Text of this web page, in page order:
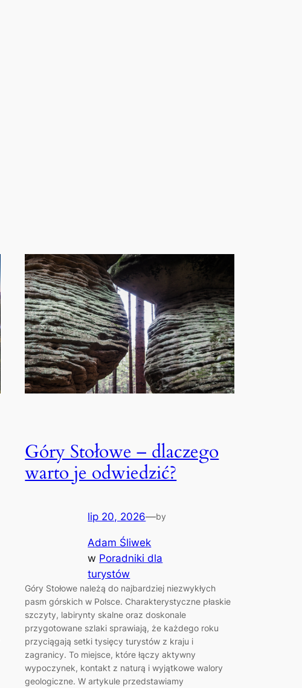
Góry Stołowe – dlaczego
warto je odwiedzić?
lip 20, 2026—by
Adam Śliwek
w Poradniki dla
turystów
Góry Stołowe należą do najbardziej niezwykłych
pasm górskich w Polsce. Charakterystyczne płaskie
szczyty, labirynty skalne oraz doskonale
przygotowane szlaki sprawiają, że każdego roku
przyciągają setki tysięcy turystów z kraju i
zagranicy. To miejsce, które łączy aktywny
wypoczynek, kontakt z naturą i wyjątkowe walory
geologiczne. W artykule przedstawiamy